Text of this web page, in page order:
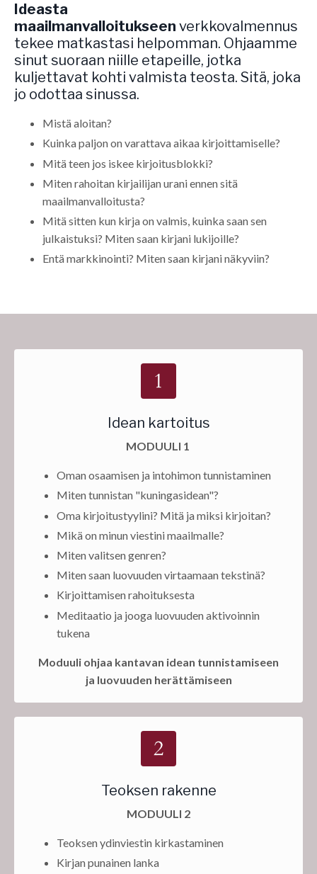
Ideasta
maailmanvalloitukseen verkkovalmennus
tekee matkastasi helpomman. Ohjaamme
sinut suoraan niille etapeille, jotka
kuljettavat kohti valmista teosta. Sitä, joka
jo odottaa sinussa.
Mistä aloitan?
Kuinka paljon on varattava aikaa kirjoittamiselle?
Mitä teen jos iskee kirjoitusblokki?
Miten rahoitan kirjailijan urani ennen sitä
maailmanvalloitusta?
Mitä sitten kun kirja on valmis, kuinka saan sen
julkaistuksi? Miten saan kirjani lukijoille?
Entä markkinointi? Miten saan kirjani näkyviin?
Idean kartoitus
MODUULI 1
Oman osaamisen ja intohimon tunnistaminen
Miten tunnistan "kuningasidean"?
Oma kirjoitustyylini? Mitä ja miksi kirjoitan?
Mikä on minun viestini maailmalle?
Miten valitsen genren?
Miten saan luovuuden virtaamaan tekstinä?
Kirjoittamisen rahoituksesta
Meditaatio ja jooga luovuuden aktivoinnin
tukena
Moduuli ohjaa kantavan idean tunnistamiseen
ja luovuuden herättämiseen
Teoksen rakenne
MODUULI 2
Teoksen ydinviestin kirkastaminen
Kirjan punainen lanka